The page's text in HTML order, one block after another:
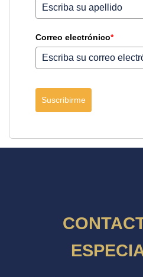
Correo electrónico*
Suscribirme